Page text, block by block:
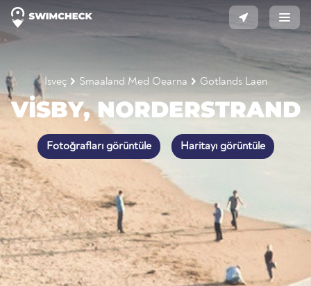
İsveç Smaaland Med Oearna Gotlands Laen
VISBY, NORDERSTRAND
Fotoğrafları görüntüle Haritayı görüntüle